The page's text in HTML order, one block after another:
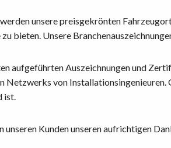
unsere preisgekrönten
bieten. Unsere
aufgeführten Auszeichnungen und
Netzwerks von
ist.
unseren Kunden unseren aufrichtigen